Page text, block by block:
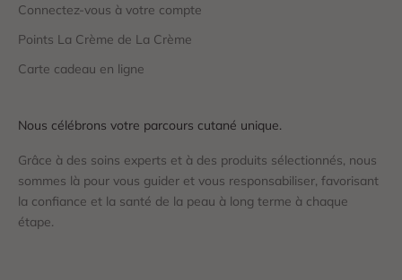
Connectez-vous à votre compte
Points La Crème de La Crème
Carte cadeau en ligne
Nous célébrons votre parcours cutané unique.
Grâce à des soins experts et à des produits sélectionnés, nous
sommes là pour vous guider et vous responsabiliser, favorisant
la confiance et la santé de la peau à long terme à chaque
étape.